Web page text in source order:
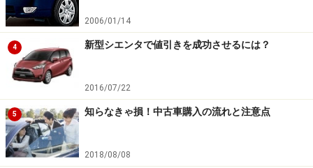
2006/01/14
4 新型シエンタで値引きを成功させるには？
2016/07/22
5 知らなきゃ損！中古車購入の流れと注意点
2018/08/08